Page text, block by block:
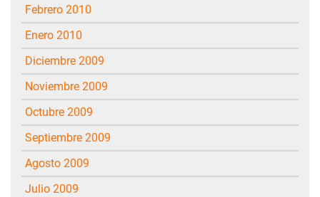
febrero 2010
enero 2010
diciembre 2009
noviembre 2009
octubre 2009
septiembre 2009
agosto 2009
julio 2009